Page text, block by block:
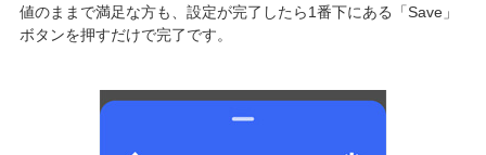
値のままで満足な方も、設定が完了したら1番下にある「Save」
ボタンを押すだけで完了です。